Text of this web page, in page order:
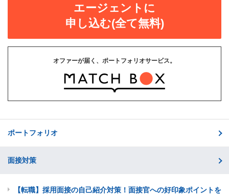
エージェントに
申し込む(全て無料)
オファーが届く、ポートフォリオサービス。
ポートフォリオ
面接対策
【転職】採用面接の自己紹介対策！面接官への好印象ポイントを